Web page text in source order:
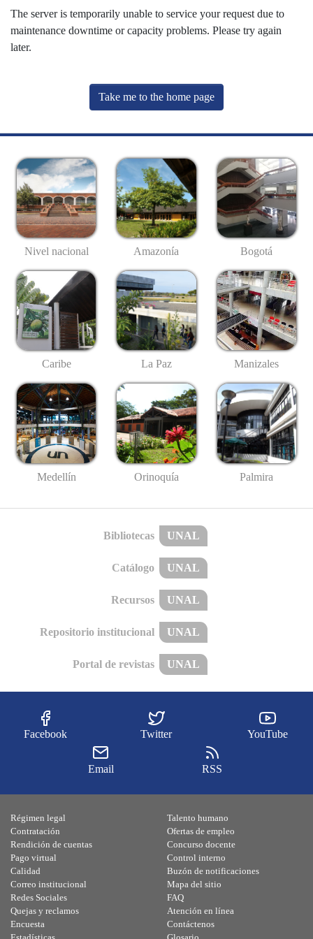
The server is temporarily unable to service your request due to
maintenance downtime or capacity problems. Please try again
later.
Take me to the home page
Nivel nacional Amazonía Bogotá
Caribe La Paz Manizales
Medellín Orinoquía Palmira
Bibliotecas UNAL
Catálogo UNAL
Recursos UNAL
Repositorio institucional UNAL
Portal de revistas UNAL
Facebook Twitter YouTube
Email RSS
Régimen legal
Contratación
Rendición de cuentas
Pago virtual
Calidad
Talento humano
Ofertas de empleo
Concurso docente
Control interno
Buzón de notificaciones
Correo institucional
Redes Sociales
Quejas y reclamos
Encuesta
Mapa del sitio
FAQ
Atención en línea
Contáctenos